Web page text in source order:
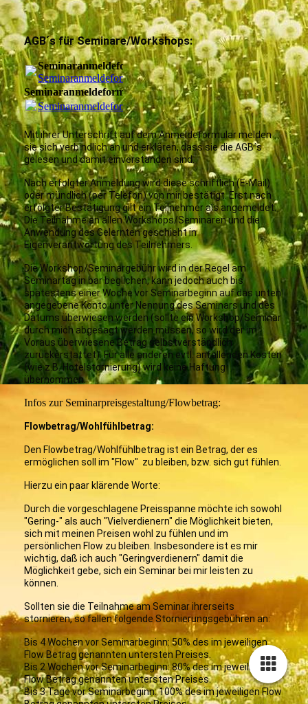
AGB´s für Seminare/Workshops:
Seminaranmeldeformular
Seminaranmeldeformular_1.pdf(37.75KB)
Seminaranmeldeformular
Seminaranmeldeformular_1.pdf(37.75KB)
Mit ihrer Unterschrift auf dem Anmeldeformular melden
sie sich verbindlich an und erklären, dass sie die AGB´s
gelesen und damit einverstanden sind.
Nach erfolgter Anmeldung wird diese schriftlich (E-Mail)
oder mündlich (per Telefon) von mir bestätigt. Erst nach
erfolgter Bestätigung gilt ein Teilnehmer als angemeldet.
Die Teilnahme an allen Workshops/Seminaren und die
Anwendung des Gelernten geschieht in
Eigenverantwortung des Teilnehmers.
Die Workshop/Seminargebühr wird in der Regel am
Seminartag in bar beglichen, kann jedoch auch bis
spätestens einer Woche vor Seminarbeginn auf das unten
angegebene Konto unter Nennung des Seminars und des
Datums überwiesen werden (sollte ein Workshop/Seminar
durch mich abgesagt werden müssen, so wird der im
Voraus überwiesene Betrag selbstverständlich
zurückerstattet). Für alle anderen evtl. anfallenden Kosten
(wie z.B. Hotelstornierung) wird keine Haftung
übernommen.
Infos zur Seminarpreisgestaltung/Flowbetrag:
Flowbetrag/Wohlfühlbetrag:
Den Flowbetrag/Wohlfühlbetrag ist ein Betrag, der es
ermöglichen soll im "Flow" zu bleiben, bzw. sich gut fühlen.
Hierzu ein paar klärende Worte:
Durch die vorgeschlagene Preisspanne möchte ich sowohl
"Gering-" als auch "Vielverdienern" die Möglichkeit bieten,
sich mit meinen Preisen wohl zu fühlen und im
persönlichen Flow zu bleiben. Insbesondere ist es mir
wichtig, daß ich auch "Geringverdienern" damit die
Möglichkeit gebe, sich ein Seminar bei mir leisten zu
können.
Sollten sie die Teilnahme am Seminar ihrerseits
stornieren, so fallen folgende Stornierungsgebühren an:
Bis 4 Wochen vor Seminarbeginn: 50% des im jeweiligen
Flow Betrag genannten untersten Preises.
Bis 2 Wochen vor Seminarbeginn: 80% des im jeweiligen
Flow Betrag genannten untersten Preises.
Bis 3 Tage vor Seminarbeginn: 100% des im jeweiligen Flow